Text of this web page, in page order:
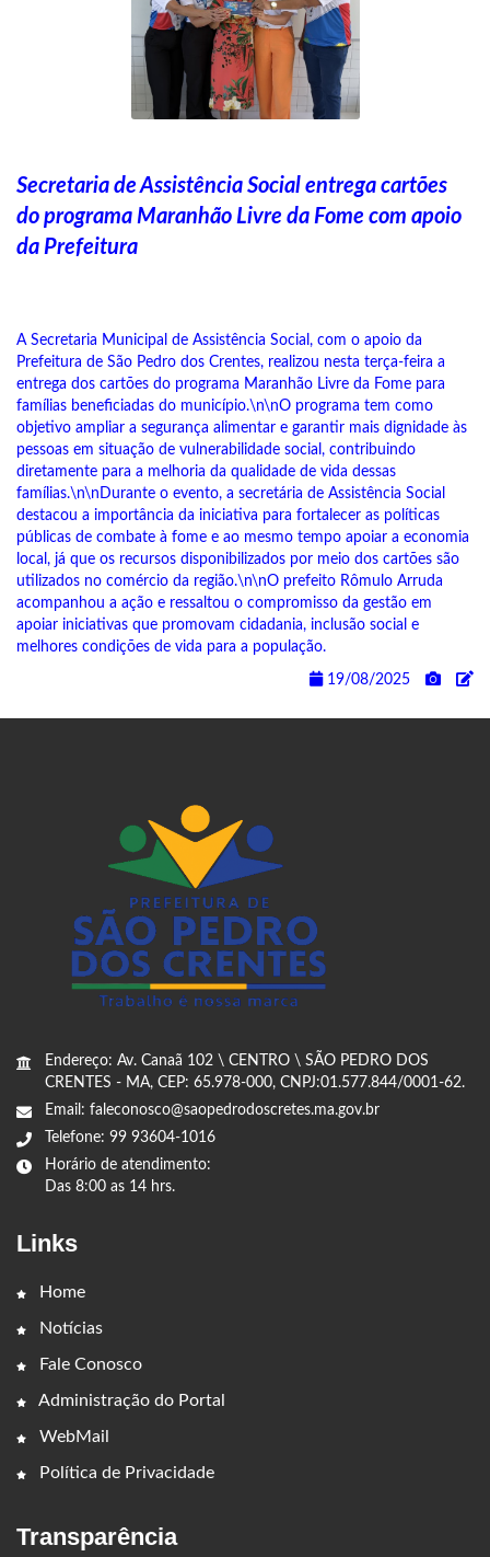
Secretaria de Assistência Social entrega cartões
do programa Maranhão Livre da Fome com apoio
da Prefeitura
A Secretaria Municipal de Assistência Social, com o apoio da
Prefeitura de São Pedro dos Crentes, realizou nesta terça-feira a
entrega dos cartões do programa Maranhão Livre da Fome para
famílias beneficiadas do município.\n\nO programa tem como
objetivo ampliar a segurança alimentar e garantir mais dignidade às
pessoas em situação de vulnerabilidade social, contribuindo
diretamente para a melhoria da qualidade de vida dessas
famílias.\n\nDurante o evento, a secretária de Assistência Social
destacou a importância da iniciativa para fortalecer as políticas
públicas de combate à fome e ao mesmo tempo apoiar a economia
local, já que os recursos disponibilizados por meio dos cartões são
utilizados no comércio da região.\n\nO prefeito Rômulo Arruda
acompanhou a ação e ressaltou o compromisso da gestão em
apoiar iniciativas que promovam cidadania, inclusão social e
melhores condições de vida para a população.
19/08/2025
Endereço: Av. Canaã 102 \ CENTRO \ SÃO PEDRO DOS
CRENTES - MA, CEP: 65.978-000, CNPJ:01.577.844/0001-62.
Email: faleconosco@saopedrodoscretes.ma.gov.br
Telefone: 99 93604-1016
Horário de atendimento:
Das 8:00 as 14 hrs.
Links
Home
Notícias
Fale Conosco
Administração do Portal
WebMail
Política de Privacidade
Transparência